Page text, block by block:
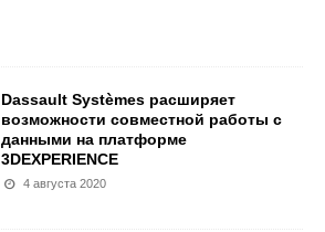
Dassault Systèmes расширяет
возможности совместной работы с
данными на платформе
3DEXPERIENCE
4 августа 2020